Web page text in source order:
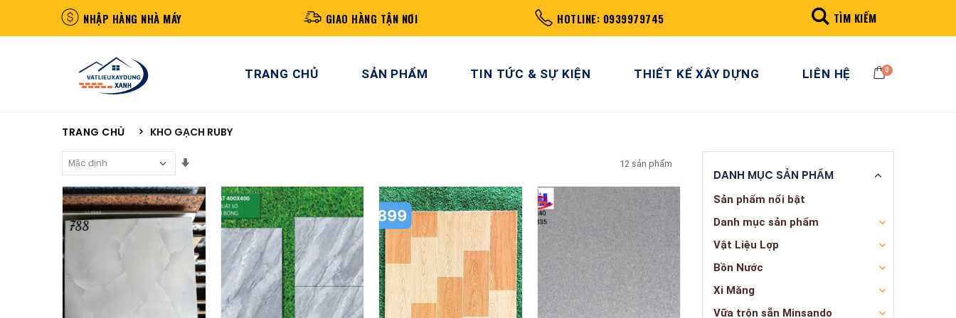
NHẬP HÀNG NHÀ MÁY GIAO HÀNG TẬN NƠI HOTLINE: 0939979745 TÌM KIẾM
TRANG CHỦ SẢN PHẨM TIN TỨC & SỰ KIỆN THIẾT KẾ XÂY DỰNG LIÊN HỆ 0
TRANG CHỦ KHO GẠCH RUBY
Sắp Xếp Theo 12 sản phẩm
DANH MỤC SẢN PHẨM
Sản phẩm nổi bật
Danh mục sản phẩm
Vật Liệu Lợp
Bồn Nước
Xi Măng
Vữa trộn sẵn Minsando